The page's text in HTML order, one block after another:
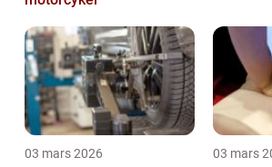
03 mars 2026 03 mars